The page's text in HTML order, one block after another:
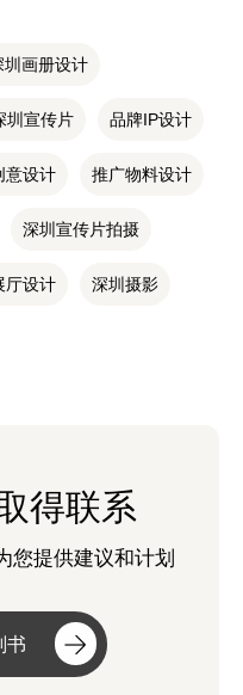
圳画册设计
圳宣传片 品牌IP设计
意设计 推广物料设计
深圳宣传片拍摄
厅设计 深圳摄影
得联系
您提供建议和计划
书